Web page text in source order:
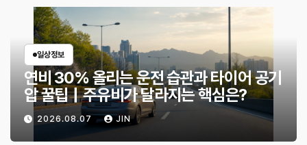
일상정보
연비 30% 올리는 운전 습관과 타이어 공기
압 꿀팁｜주유비가 달라지는 핵심은?
2026.08.07 JIN